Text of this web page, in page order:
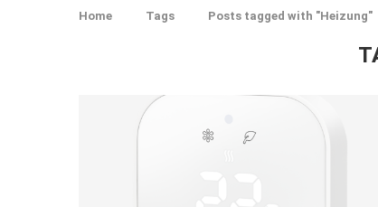
Home Tags Posts tagged with "Heizung"